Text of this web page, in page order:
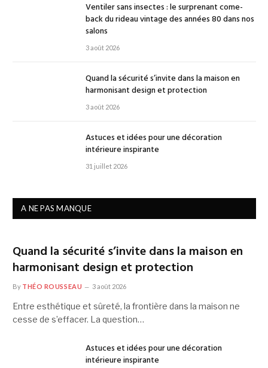
Ventiler sans insectes : le surprenant come-
back du rideau vintage des années 80 dans nos
salons
3 août 2026
Quand la sécurité s’invite dans la maison en
harmonisant design et protection
3 août 2026
Astuces et idées pour une décoration
intérieure inspirante
31 juillet 2026
A NE PAS MANQUE
Quand la sécurité s’invite dans la maison en
harmonisant design et protection
By THÉO ROUSSEAU 3 août 2026
Entre esthétique et sûreté, la frontière dans la maison ne
cesse de s’effacer. La question…
Astuces et idées pour une décoration
intérieure inspirante